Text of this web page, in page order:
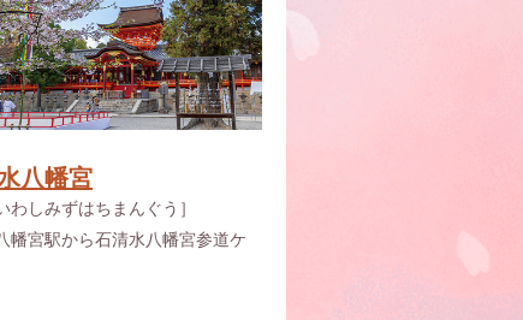
八幡宮
わしみずはちまんぐう］
幡宮駅から石清水八幡宮参道ケ